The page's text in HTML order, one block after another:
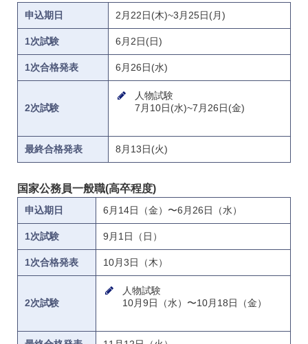
申込期日 2月22日(木)~3月25日(月)
1次試験 6月2日(日)
1次合格発表 6月26日(水)
2次試験
人物試験
7月10日(水)~7月26日(金)
最終合格発表 8月13日(火)
国家公務員一般職(高卒程度)
申込期日 6月14日（金）〜6月26日（水）
1次試験 9月1日（日）
1次合格発表 10月3日（木）
2次試験
人物試験
10月9日（水）〜10月18日（金）